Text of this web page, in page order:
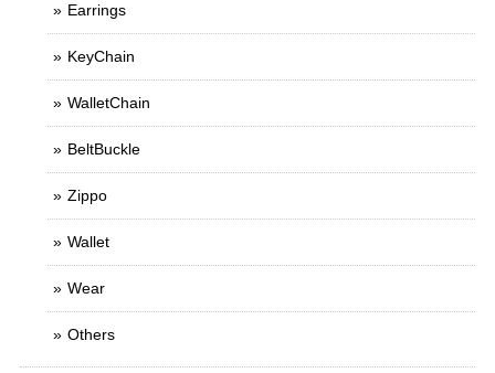
Earrings
KeyChain
WalletChain
BeltBuckle
Zippo
Wallet
Wear
Others